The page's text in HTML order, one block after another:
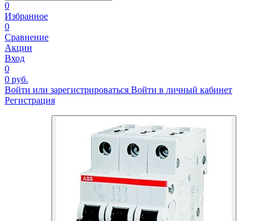
0
Избранное
0
Сравнение
Акции
Вход
0
0 руб.
Войти или зарегистрироваться Войти в личный кабинет
Регистрация